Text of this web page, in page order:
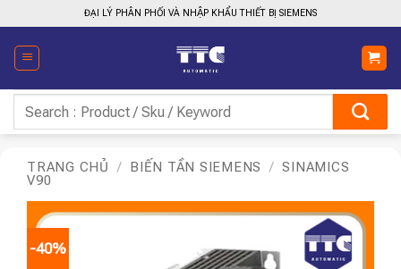
qua
nội
dung
ĐẠI LÝ PHÂN PHỐI VÀ NHẬP KHẨU THIẾT BỊ SIEMENS
kiếm:
TRANG CHỦ / BIẾN TẦN SIEMENS / SINAMICS
V90
-40%